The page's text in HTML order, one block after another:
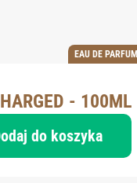
EAU DE PARFUM
- 100ML
do koszyka